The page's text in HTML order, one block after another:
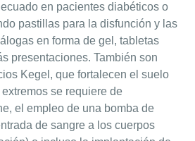
en pacientes diabéticos o
pastillas para la disfunción y las
en forma de gel, tabletas
presentaciones. También son
Kegel, que fortalecen el suelo
se requiere de
el empleo de una bomba de
de sangre a los cuerpos